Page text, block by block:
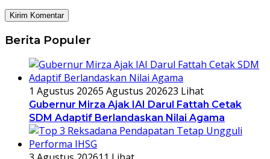
Berita Populer
1 Agustus 20265 Agustus 202623 Lihat
Gubernur Mirza Ajak IAI Darul Fattah Cetak
SDM Adaptif Berlandaskan Nilai Agama